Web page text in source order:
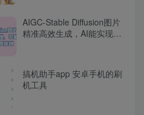
AIGC-Stable Diffusion图片
精准高效生成，AI能实现，
搞机助手app 安卓手机的刷
机工具